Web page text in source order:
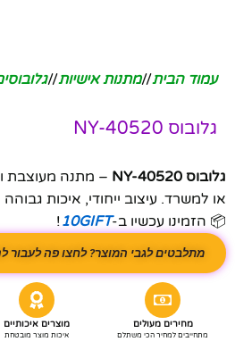
עמוד הבית/ מתנות אישיות/
גלובוס NY-40520
גלובוס NY-40520
– מתנה מעוצבת
או למשרד. עיצוב ייחודי, איכות
📦 הזמינו עכשיו ב-10GIFT
!
מתלבטים לגבי המוצר? לחצו פה לעבור
מחירים מעולים
מתחייבים למחיר הכי משתלם
מוצרים איכותיים
איכות מוצר מובטחת